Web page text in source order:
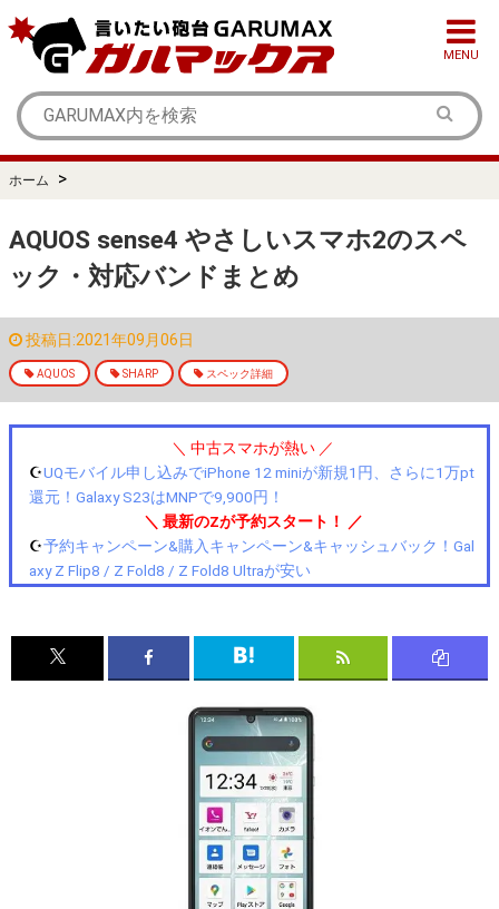
MENU
ホーム >
AQUOS sense4 やさしいスマホ2のスペ
ック・対応バンドまとめ
投稿日:2021年09月06日
AQUOS SHARP スペック詳細
＼ 中古スマホが熱い ／
☪️UQモバイル申し込みでiPhone 12 miniが新規1円、さらに1万pt
還元！Galaxy S23はMNPで9,900円！
＼ 最新のZが予約スタート！ ／
☪️予約キャンペーン&購入キャンペーン&キャッシュバック！Gal
axy Z Flip8 / Z Fold8 / Z Fold8 Ultraが安い